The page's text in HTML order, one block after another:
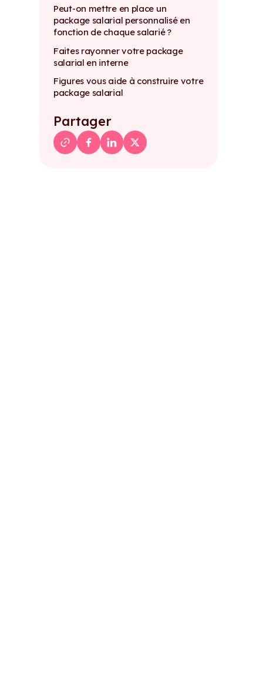
Peut-on mettre en place un
package salarial personnalisé en
fonction de chaque salarié ?
Faites rayonner votre package
salarial en interne
Figures vous aide à construire votre
package salarial
Partager